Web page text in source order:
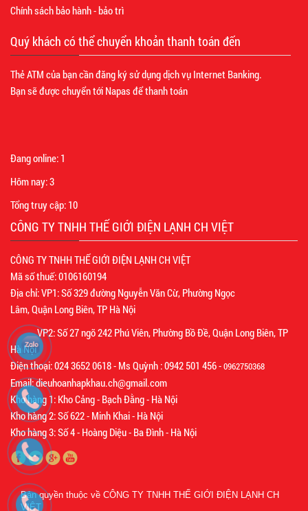
Chính sách bảo hành - bảo trì
Quý khách có thể chuyển khoản thanh toán đến
Thẻ ATM của bạn cần đăng ký sử dụng dịch vụ Internet Banking.
Bạn sẽ được chuyển tới Napas để thanh toán
Đang online: 1
Hôm nay:3
Tổng truy cập: 10
CÔNG TY TNHH THẾ GIỚI ĐIỆN LẠNH CH VIỆT
CÔNG TY TNHH THẾ GIỚI ĐIỆN LẠNH CH VIỆT
Mã số thuế: 0106160194
Địa chỉ: VP1: Số 329 đường Nguyễn Văn Cừ, Phường Ngọc
Lâm, Quận Long Biên, TP Hà Nội
VP2: Số 27 ngõ 242 Phú Viên, Phường Bồ Đề, Quận Long Biên, TP
Hà Nội
Điện thoại: 024 3652 0618 - Ms Quỳnh : 0942 501 456 -0962750368
Email: dieuhoanhapkhau.ch@gmail.com
Kho hàng 1: Kho Cảng - Bạch Đằng - Hà Nội
Kho hàng 2: Số 622 - Minh Khai - Hà Nội
Kho hàng 3: Số 4 - Hoàng Diệu - Ba Đình - Hà Nội
Bản quyền thuộc về CÔNG TY TNHH THẾ GIỚI ĐIỆN LẠNH CH
VIỆT